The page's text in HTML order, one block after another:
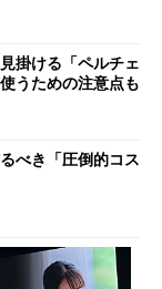
掛ける「ペルチェ
うための注意点も
べき「圧倒的コス